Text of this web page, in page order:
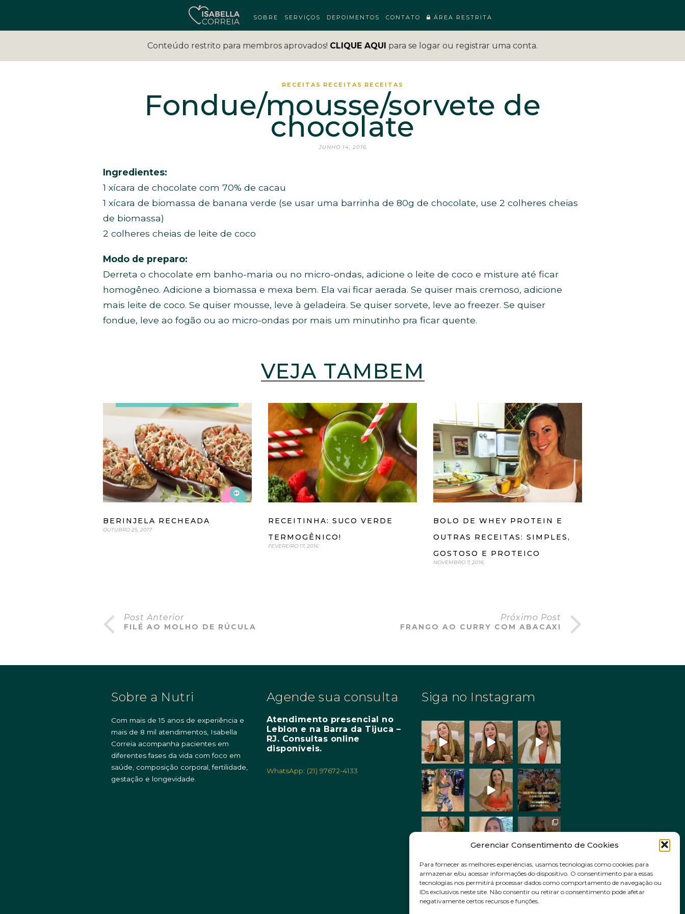
Gerenciar Consentimento de Cookies
Para fornecer as melhores experiências, usamos tecnologias como cookies para
armazenar e/ou acessar informações do dispositivo. O consentimento para essas
tecnologias nos permitirá processar dados como comportamento de navegação ou
IDs exclusivos neste site. Não consentir ou retirar o consentimento pode afetar
negativamente certos recursos e funções.
SOBRE SERVIÇOS DEPOIMENTOS CONTATO ÁREA RESTRITA
Conteúdo restrito para membros aprovados! CLIQUE AQUI para se logar ou registrar uma conta.
RECEITAS RECEITAS RECEITAS
Fondue/mousse/sorvete de
chocolate
JUNHO 14, 2016
Ingredientes:
1 xícara de chocolate com 70% de cacau
1 xícara de biomassa de banana verde (se usar uma barrinha de 80g de chocolate, use 2 colheres cheias
de biomassa)
2 colheres cheias de leite de coco
Modo de preparo:
Derreta o chocolate em banho-maria ou no micro-ondas, adicione o leite de coco e misture até ficar
homogêneo. Adicione a biomassa e mexa bem. Ela vai ficar aerada. Se quiser mais cremoso, adicione
mais leite de coco. Se quiser mousse, leve à geladeira. Se quiser sorvete, leve ao freezer. Se quiser
fondue, leve ao fogão ou ao micro-ondas por mais um minutinho pra ficar quente.
VEJA TAMBÉM
BERINJELA RECHEADA
OUTUBRO 25, 2017
RECEITINHA: SUCO VERDE
TERMOGÊNICO!
FEVEREIRO 17, 2016
BOLO DE WHEY PROTEIN E
OUTRAS RECEITAS: SIMPLES,
GOSTOSO E PROTEICO
NOVEMBRO 7, 2016
Post Anterior
FILÉ AO MOLHO DE RÚCULA
Próximo Post
FRANGO AO CURRY COM ABACAXI
Sobre a Nutri
Com mais de 15 anos de experiência e
mais de 8 mil atendimentos, Isabella
Correia acompanha pacientes em
diferentes fases da vida com foco em
saúde, composição corporal, fertilidade,
gestação e longevidade.
Agende sua consulta
Atendimento presencial no
Leblon e na Barra da Tijuca –
RJ. Consultas online
disponíveis.
WhatsApp: (21) 97672-4133
Siga no Instagram
Siga no Instagram